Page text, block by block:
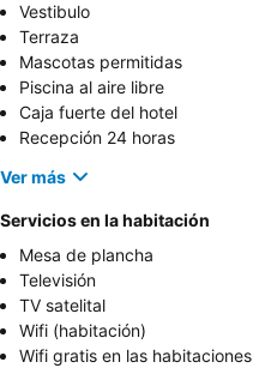
Vestibulo
Terraza
Mascotas permitidas
Piscina al aire libre
Caja fuerte del hotel
Recepción 24 horas
Ver más
Servicios en la habitación
Mesa de plancha
Televisión
TV satelital
Wifi (habitación)
Wifi gratis en las habitaciones